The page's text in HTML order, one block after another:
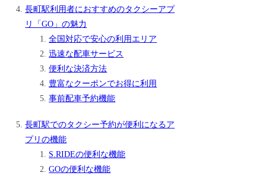
長町駅利用者におすすめのタクシーアプ
リ「GO」の魅力
全国対応で安心の利用エリア
迅速な配車サービス
便利な決済方法
豊富なクーポンでお得に利用
事前配車予約機能
長町駅でのタクシー予約が便利になるア
プリの機能
S.RIDEの便利な機能
GOの便利な機能